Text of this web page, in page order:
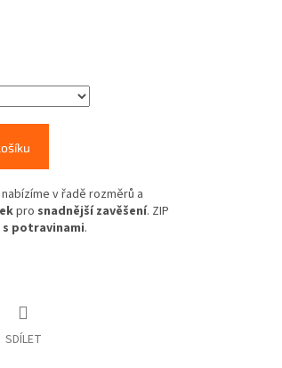
v řadě rozměrů a
pro snadnější zavěšení. ZIP
potravinami.
SDÍLET